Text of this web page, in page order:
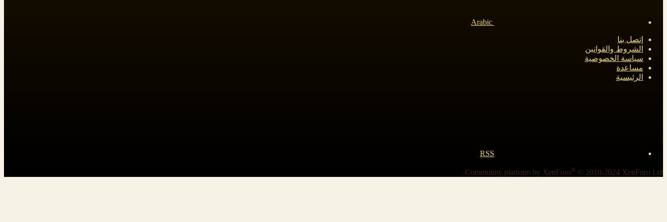
إتصل بنا
الشروط والقوانين
سياسة الخصوصية
مساعدة
الرئيسية
RSS
Community platform by XenForo® © 2010-2024 XenForo Ltd.